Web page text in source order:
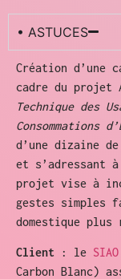
• ASTUCES
Création d’une
cadre du projet
Technique des
Consommations
d’une dizaine de
et s’adressant à
projet vise à
gestes simples
domestique plus
Client : le SIAO
Carbon Blanc)